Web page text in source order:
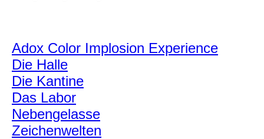
Adox Color Implosion Experience
Die Halle
Die Kantine
Das Labor
Nebengelasse
Zeichenwelten